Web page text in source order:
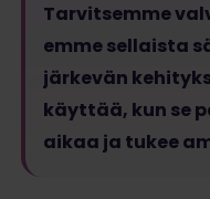
Tarvitsemme
emme sellaista
järkevän
käyttää, kun se
aikaa ja tukee